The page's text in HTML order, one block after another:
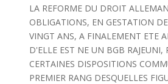
LA REFORME DU DROIT
OBLIGATIONS, EN GESTATION
VINGT ANS, A FINALEMENT ETE
D'ELLE EST NE UN BGB RAJEUNI,
CERTAINES DISPOSITIONS
PREMIER RANG DESQUELLES